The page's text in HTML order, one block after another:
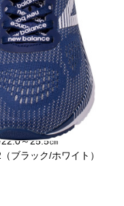
～25.5㎝
ブラック/ホワイト）